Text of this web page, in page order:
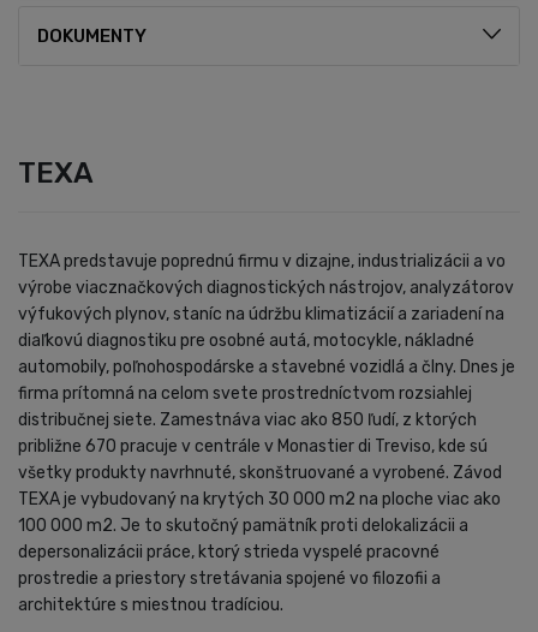
DOKUMENTY
TEXA
TEXA predstavuje poprednú firmu v dizajne, industrializácii a vo
výrobe viacznačkových diagnostických nástrojov, analyzátorov
výfukových plynov, staníc na údržbu klimatizácií a zariadení na
diaľkovú diagnostiku pre osobné autá, motocykle, nákladné
automobily, poľnohospodárske a stavebné vozidlá a člny. Dnes je
firma prítomná na celom svete prostredníctvom rozsiahlej
distribučnej siete. Zamestnáva viac ako 850 ľudí, z ktorých
približne 670 pracuje v centrále v Monastier di Treviso, kde sú
všetky produkty navrhnuté, skonštruované a vyrobené. Závod
TEXA je vybudovaný na krytých 30 000 m2 na ploche viac ako
100 000 m2. Je to skutočný pamätník proti delokalizácii a
depersonalizácii práce, ktorý strieda vyspelé pracovné
prostredie a priestory stretávania spojené vo filozofii a
architektúre s miestnou tradíciou.